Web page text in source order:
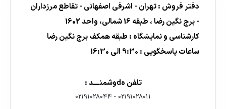
دفتر فروش : تهران - اشرفی اصفهانی - تقاطع مرزداران
- برج نگین رضا ، طبقه 16 شمالی، واحد 1602
کارشناسی و نمایشگاه : طبقه همکف برج نگین رضا
ساعات پاسخگویی : 9:30 الی 16:30
تلفن هdوشمنــــد :
02191028011
-
02191028044